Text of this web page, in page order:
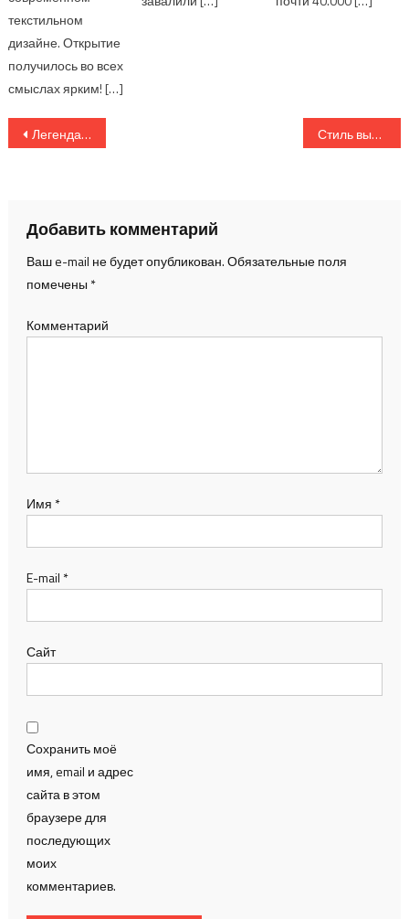
текстильном
дизайне. Открытие
получилось во всех
смыслах ярким! […]
Навигация по записям
Легендарная группа Эпидемия отмечает свое 30-летие ( Казахстан ) Стиль выше облаков: как прошло PRE-PARTY Ульяновской недели моды
Добавить комментарий
Ваш e-mail не будет опубликован.Обязательные поля
помечены *
Комментарий
Имя *
E-mail *
Сайт
Сохранить моё
имя, email и адрес
сайта в этом
браузере для
последующих
моих
комментариев.